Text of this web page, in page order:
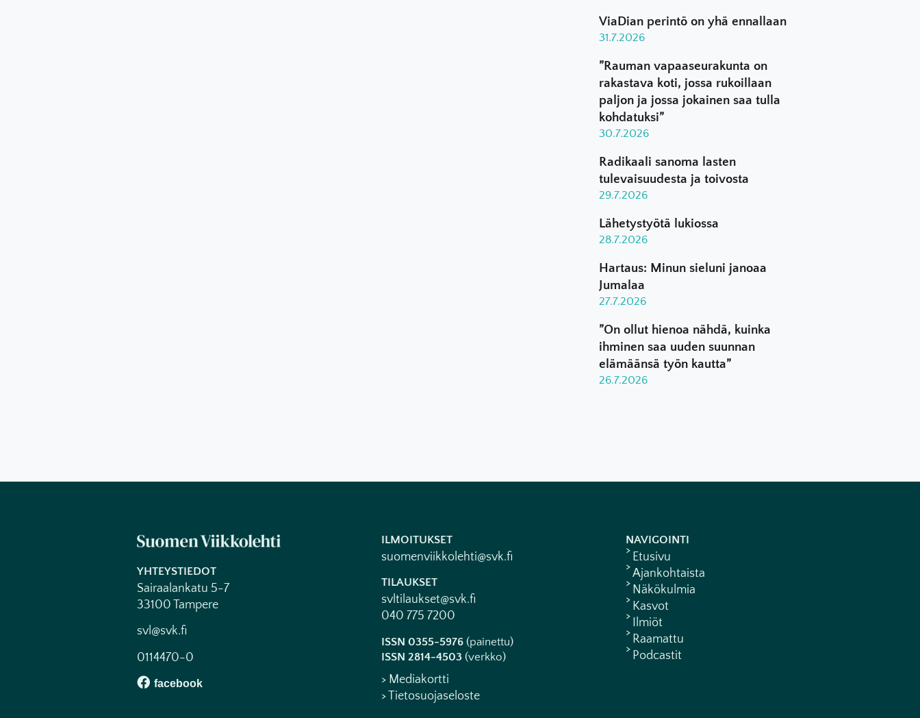
ViaDian perintö on yhä ennallaan
31.7.2026
”Rauman vapaaseurakunta on
rakastava koti, jossa rukoillaan
paljon ja jossa jokainen saa tulla
kohdatuksi”
30.7.2026
Radikaali sanoma lasten
tulevaisuudesta ja toivosta
29.7.2026
Lähetystyötä lukiossa
28.7.2026
Hartaus: Minun sieluni janoaa
Jumalaa
27.7.2026
”On ollut hienoa nähdä, kuinka
ihminen saa uuden suunnan
elämäänsä työn kautta”
26.7.2026
YHTEYSTIEDOT
Sairaalankatu 5-7
33100 Tampere
svl@svk.fi
0114470-0
ILMOITUKSET
suomenviikkolehti@svk.fi
TILAUKSET
svltilaukset@svk.fi
040 775 7200
ISSN 0355-5976(painettu)
ISSN 2814-4503 (verkko)
> Mediakortti
> Tietosuojaseloste
NAVIGOINTI
Etusivu
Ajankohtaista
Näkökulmia
Kasvot
Ilmiöt
Raamattu
Podcastit